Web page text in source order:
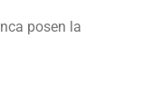
posen la